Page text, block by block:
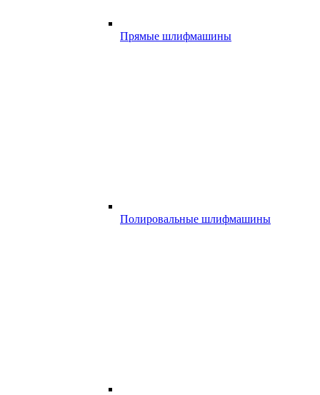
Прямые шлифмашины
Полировальные шлифмашины